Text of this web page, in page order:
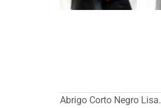
Abrigo Corto Negro Lisa.